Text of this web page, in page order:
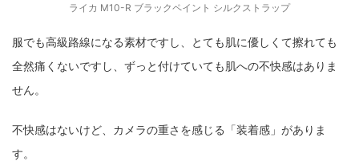
ライカ M10-R ブラックペイント シルクストラップ
服でも高級路線になる素材ですし、とても肌に優しくて擦れても
全然痛くないですし、ずっと付けていても肌への不快感はありま
せん。
不快感はないけど、カメラの重さを感じる「装着感」がありま
す。